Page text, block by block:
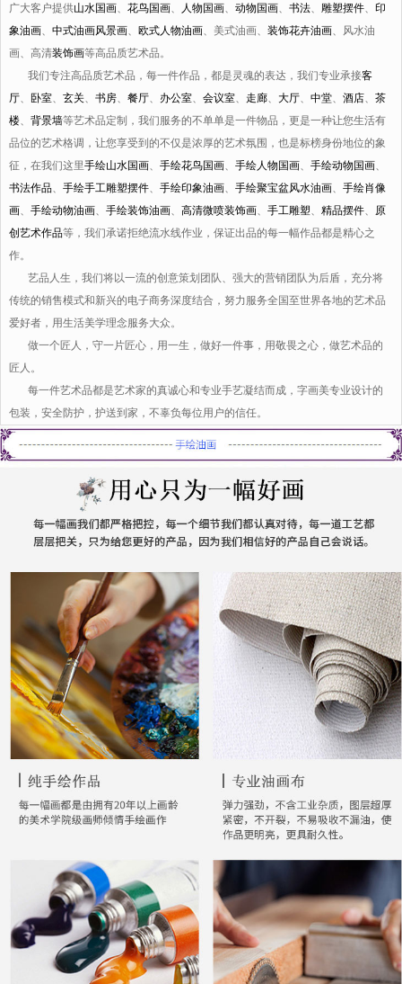
广大客户提供山水国画、 花鸟国画、 人物国画、 动物国画、 书法、 雕塑摆件、 印
象油画、 中式油画风景画、 欧式人物油画、美式油画、 装饰花卉油画、风水油
画、高清装饰画等高品质艺术品。
我们专注高品质艺术品，每一件作品，都是灵魂的表达，我们专业承接客
厅、 卧室、 玄关、 书房、 餐厅、 办公室、 会议室、 走廊、 大厅、 中堂、 酒店、 茶
楼、 背景墙等艺术品定制，我们服务的不单单是一件物品，更是一种让您生活有
品位的艺术格调，让您享受到的不仅是浓厚的艺术氛围，也是标榜身份地位的象
征，在我们这里手绘山水国画、 手绘花鸟国画、 手绘人物国画、 手绘动物国画、
书法作品、 手绘手工雕塑摆件、 手绘印象油画、 手绘聚宝盆风水油画、 手绘肖像
画、 手绘动物油画、 手绘装饰油画、 高清微喷装饰画、 手工雕塑、 精品摆件、 原
创艺术作品等，我们承诺拒绝流水线作业，保证出品的每一幅作品都是精心之
作。
艺品人生，我们将以一流的创意策划团队、强大的营销团队为后盾，充分将
传统的销售模式和新兴的电子商务深度结合，努力服务全国至世界各地的艺术品
爱好者，用生活美学理念服务大众。
做一个匠人，守一片匠心，用一生，做好一件事，用敬畏之心，做艺术品的
匠人。
每一件艺术品都是艺术家的真诚心和专业手艺凝结而成，字画美专业设计的
包装，安全防护，护送到家，不辜负每位用户的信任。